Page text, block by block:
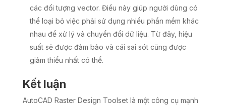
các đối tượng vector. Điều này giúp người dùng có
thể loại bỏ việc phải sử dụng nhiều phần mềm khác
nhau để xử lý và chuyển đổi dữ liệu. Từ đây, hiệu
suất sẽ được đảm bảo và cái sai sót cũng được
giảm thiểu nhất có thể.
Kết luận
AutoCAD Raster Design Toolset là một công cụ mạnh